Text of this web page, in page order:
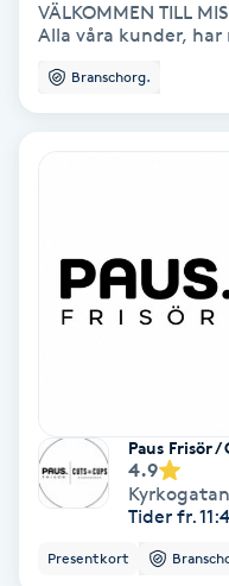
Fillers
Fotmassage
Fotsvamp
Fransar
Fransfärgning
Fransförlängning
Fransförlängning
VÄLKOMMEN TILL MISAN’S
Alla våra kunder,
Branschorg.
Paus Frisör /
4.9
Kyrkogatan
Tider fr.
Presentkort